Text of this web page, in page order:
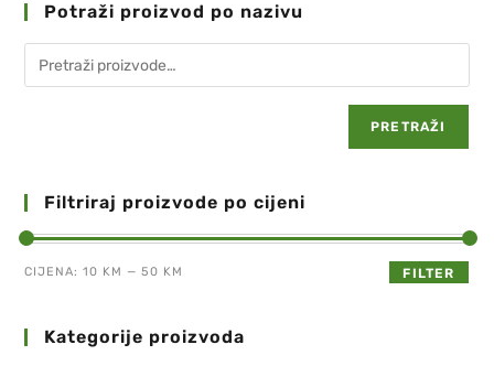
Potraži proizvod po nazivu
PRETRAŽI
Filtriraj proizvode po cijeni
FILTER
CIJENA:10 KM —50 KM
Kategorije proizvoda